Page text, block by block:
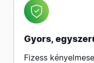
Gyors,
Fizess